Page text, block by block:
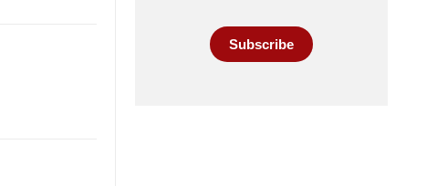
Subscribe